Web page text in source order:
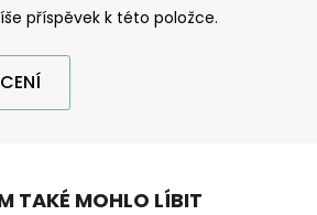
příspěvek k této položce.
TAKÉ MOHLO LÍBIT